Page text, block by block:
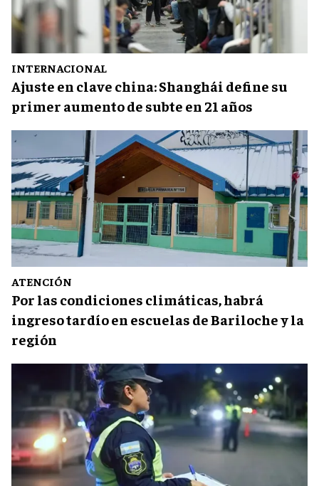
INTERNACIONAL
Ajuste en clave china: Shanghái define su
primer aumento de subte en 21 años
ATENCIÓN
Por las condiciones climáticas, habrá
ingreso tardío en escuelas de Bariloche y la
región